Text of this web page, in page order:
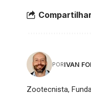
PORIVAN
Zootecnista,